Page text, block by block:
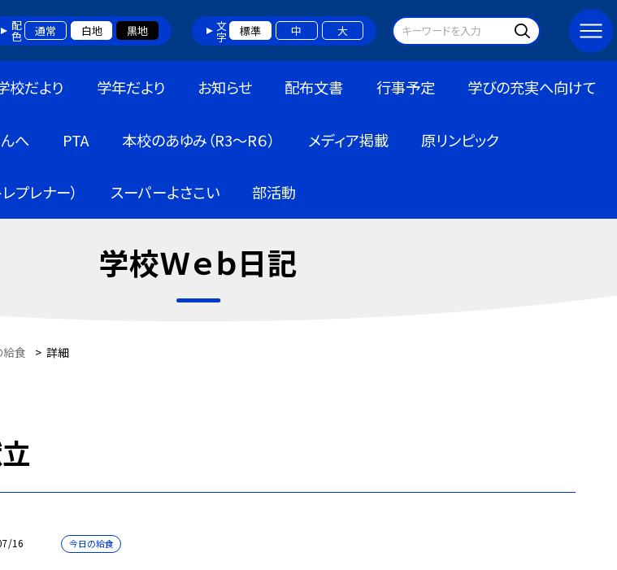
配色 通常 白地 黒地 文字 標準 中 大
校だより 学年だより お知らせ 配布文書 行事予定 学びの充実へ向けて
へ PTA 本校のあゆみ（R3～R６） メディア掲載 原リンピック
プレナー） スーパーよさこい 部活動
学校Ｗｅｂ日記
給食 > 詳細
16 今日の給食